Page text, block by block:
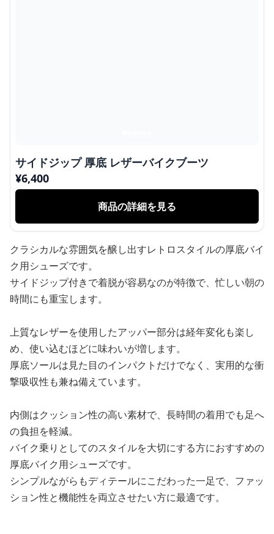
サイドジップ 厚底 レザーバイクブーツ
¥6,400
商品の詳細を見る
クラシカルな雰囲気を醸し出すレトロスタイルの厚底バイ
ク用シューズです。
サイドジップ付きで着脱が容易なのが特徴で、忙しい朝の
時間にも重宝します。
上質なレザーを使用したアッパー部分は経年変化も楽し
め、使い込むほどに味わいが増します。
厚底ソールは見た目のインパクトだけでなく、実用的な衝
撃吸収性も兼ね備えています。
内側はクッション性の高い素材で、長時間の着用でも足へ
の負担を軽減。
バイク乗りとしてのスタイルを大切にする方におすすめの
厚底バイク用シューズです。
シンプルながらもディテールにこだわった一足で、ファッ
ション性と機能性を両立させたい方に最適です。